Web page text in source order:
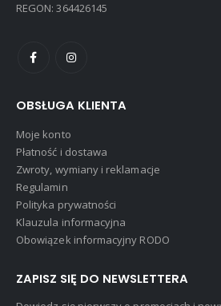
REGON: 364426145
OBSŁUGA KLIENTA
Moje konto
Płatność i dostawa
Zwroty, wymiany i reklamacje
Regulamin
Polityka prywatności
Klauzula informacyjna
Obowiązek informacyjny RODO
ZAPISZ SIĘ DO NEWSLETTERA